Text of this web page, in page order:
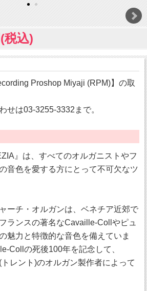
税込)
Proshop Miyaji (RPM)】の取
せは03-3255-3332まで。
』は、すべてのオルガニストやフ
音色を愛する方にとって不可欠なツ
ーチ・オルガンは、ベネチア近郊で
ランスの著名なCavaille-Collやピュ
魅力と特徴的な音色を備えていま
Collの死後100年を記念して、
レント)のオルガン製作者によって